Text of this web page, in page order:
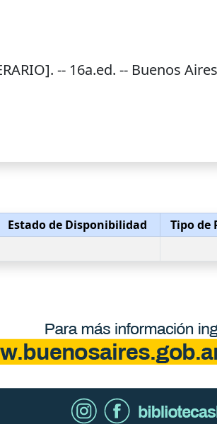
-- 16a.ed. -- Buenos Aires
Estado de Disponibilidad Tipo de